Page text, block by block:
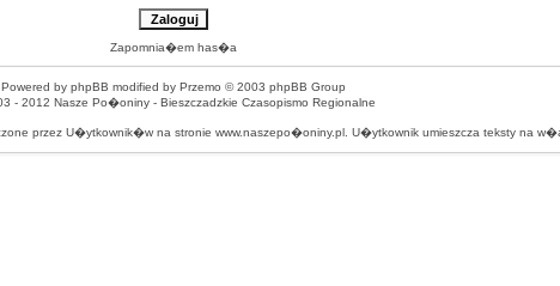
Zapomnia�em has�a
Powered by phpBB modified by Przemo © 2003 phpBB Group
- 2012 Nasze Po�oniny - Bieszczadzkie Czasopismo Regionalne
przez U�ytkownik�w na stronie www.naszepo�oniny.pl. U�ytkownik umieszcza teksty na